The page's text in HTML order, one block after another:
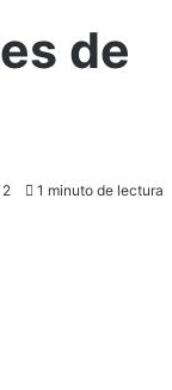
de
1 minuto de lectura